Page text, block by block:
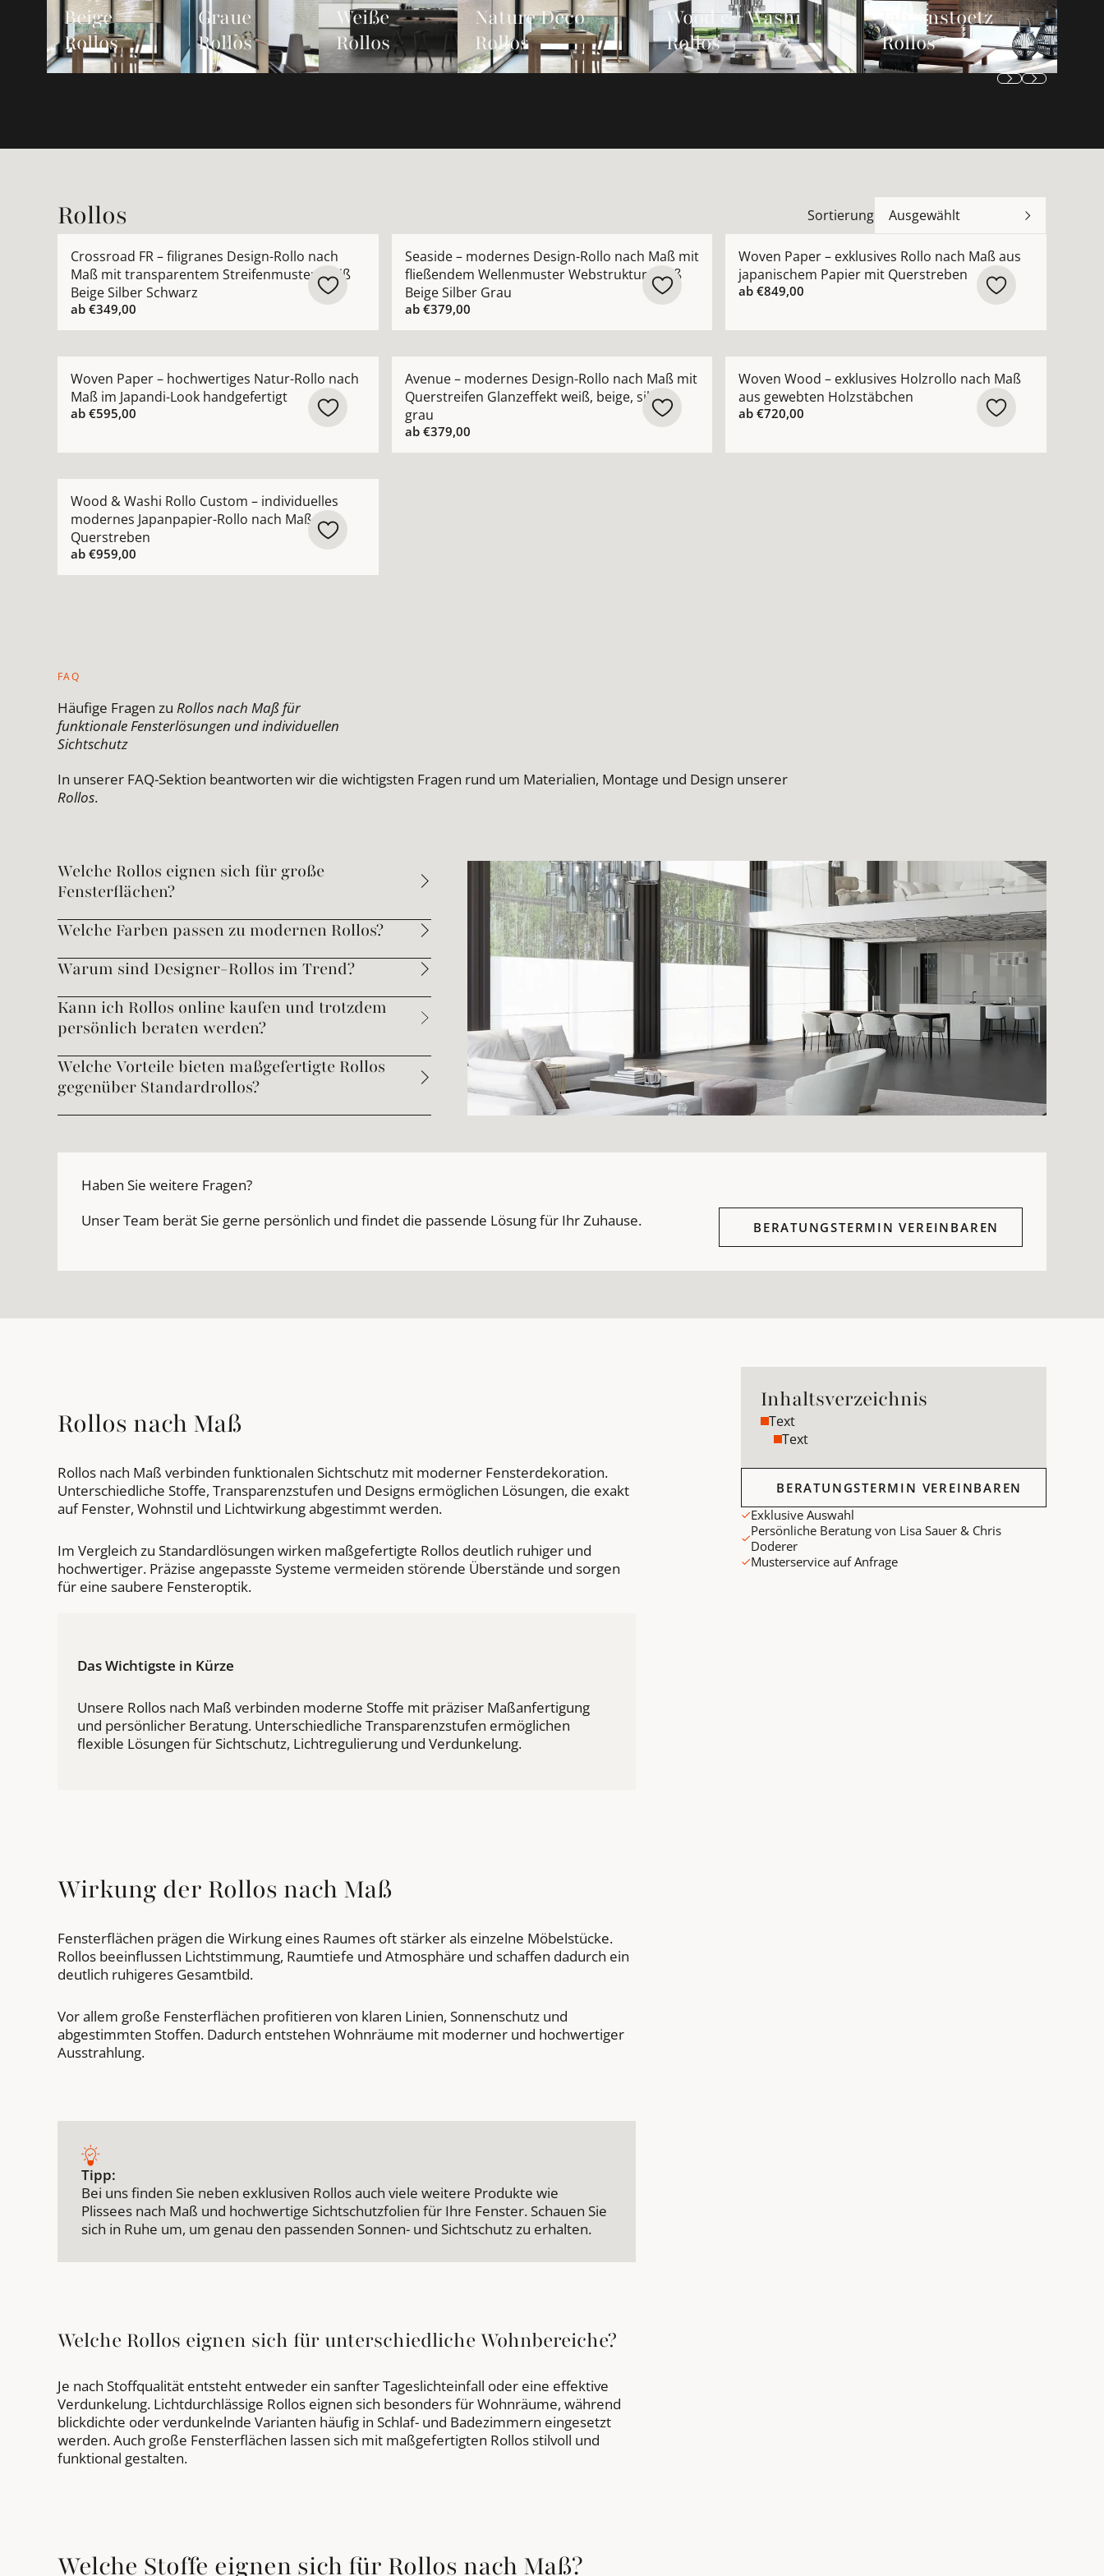
Beige
Rollos
Graue
Rollos
Weiße
Rollos
Nature Deco
Rollos
Wood & Washi
Rollos
Jab Anstoetz
Rollos
Rollos Sortierung Ausgewählt
Crossroad FR – filigranes Design-Rollo nach
Maß mit transparentem Streifenmuster Weiß
Beige Silber Schwarz
ab €349,00
Seaside – modernes Design-Rollo nach Maß mit
fließendem Wellenmuster Webstruktur Weiß
Beige Silber Grau
ab €379,00
Woven Paper – exklusives Rollo nach Maß aus
japanischem Papier mit Querstreben
ab€849,00
Woven Paper – hochwertiges Natur-Rollo nach
Maß im Japandi-Look handgefertigt
ab €595,00
Avenue – modernes Design-Rollo nach Maß mit
Querstreifen Glanzeffekt weiß, beige, silber,
grau
ab €379,00
Woven Wood – exklusives Holzrollo nach Maß
aus gewebten Holzstäbchen
ab€720,00
Wood & Washi Rollo Custom – individuelles
modernes Japanpapier-Rollo nach Maß mit
Querstreben
ab €959,00
FAQ
Häufige Fragen zu Rollos nach Maß für
funktionale Fensterlösungen und individuellen
Sichtschutz
In unserer FAQ-Sektion beantworten wir die wichtigsten Fragen rund um Materialien, Montage und Design unserer
Rollos.
Welche Rollos eignen sich für große
Fensterflächen?
Welche Farben passen zu modernen Rollos?
Warum sind Designer-Rollos im Trend?
Kann ich Rollos online kaufen und trotzdem
persönlich beraten werden?
Welche Vorteile bieten maßgefertigte Rollos
gegenüber Standardrollos?
Haben Sie weitere Fragen?
Unser Team berät Sie gerne persönlich und findet die passende Lösung für Ihr Zuhause.
BERATUNGSTERMIN VEREINBAREN
Rollos nach Maß
Rollos nach Maß verbinden funktionalen Sichtschutz mit moderner Fensterdekoration.
Unterschiedliche Stoffe, Transparenzstufen und Designs ermöglichen Lösungen, die exakt
auf Fenster, Wohnstil und Lichtwirkung abgestimmt werden.
Im Vergleich zu Standardlösungen wirken maßgefertigte Rollos deutlich ruhiger und
hochwertiger. Präzise angepasste Systeme vermeiden störende Überstände und sorgen
für eine saubere Fensteroptik.
Das Wichtigste in Kürze
Unsere Rollos nach Maß verbinden moderne Stoffe mit präziser Maßanfertigung
und persönlicher Beratung. Unterschiedliche Transparenzstufen ermöglichen
flexible Lösungen für Sichtschutz, Lichtregulierung und Verdunkelung.
Wirkung der Rollos nach Maß
Fensterflächen prägen die Wirkung eines Raumes oft stärker als einzelne Möbelstücke.
Rollos beeinflussen Lichtstimmung, Raumtiefe und Atmosphäre und schaffen dadurch ein
deutlich ruhigeres Gesamtbild.
Vor allem große Fensterflächen profitieren von klaren Linien, Sonnenschutz und
abgestimmten Stoffen. Dadurch entstehen Wohnräume mit moderner und hochwertiger
Ausstrahlung.
Tipp:
Bei uns finden Sie neben exklusiven Rollos auch viele weitere Produkte wie
Plissees nach Maß und hochwertige Sichtschutzfolien für Ihre Fenster. Schauen Sie
sich in Ruhe um, um genau den passenden Sonnen- und Sichtschutz zu erhalten.
Welche Rollos eignen sich für unterschiedliche Wohnbereiche?
Je nach Stoffqualität entsteht entweder ein sanfter Tageslichteinfall oder eine effektive
Verdunkelung. Lichtdurchlässige Rollos eignen sich besonders für Wohnräume, während
blickdichte oder verdunkelnde Varianten häufig in Schlaf- und Badezimmern eingesetzt
werden. Auch große Fensterflächen lassen sich mit maßgefertigten Rollos stilvoll und
funktional gestalten.
Welche Stoffe eignen sich für Rollos nach Maß?
Inhaltsverzeichnis
Text
Text
BERATUNGSTERMIN VEREINBAREN
Exklusive Auswahl
Persönliche Beratung von Lisa Sauer & Chris
Doderer
Musterservice auf Anfrage